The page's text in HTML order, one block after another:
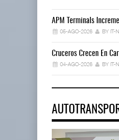
APM Terminals
05-AGO-2026 BY IT-
Cruceros Crecen En
04-AGO-2026 BY IT-